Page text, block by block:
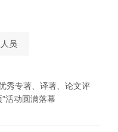
秀专著、译著、论文评
活动圆满落幕
员